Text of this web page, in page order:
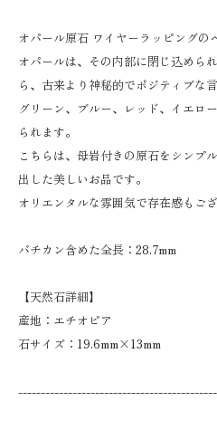
オパール原石 ワイヤーラッピングの
オパールは、その内部に閉じ込めら
ら、古来より神秘的でポジティブな
グリーン、ブルー、レッド、イエロ
られます。
こちらは、母岩付きの原石をシンプ
出した美しいお品です。
オリエンタルな雰囲気で存在感もご
バチカン含めた全長：28.7mm
【天然石詳細】
産地：エチオピア
石サイズ：19.6mm×13mm